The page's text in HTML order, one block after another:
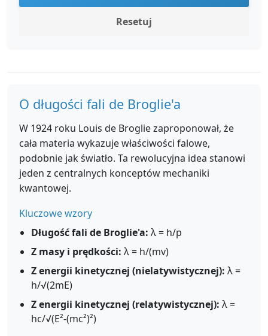
Resetuj
O długości fali de Broglie'a
W 1924 roku Louis de Broglie zaproponował, że
cała materia wykazuje właściwości falowe,
podobnie jak światło. Ta rewolucyjna idea stanowi
jeden z centralnych konceptów mechaniki
kwantowej.
Kluczowe wzory
Długość fali de Broglie'a: λ = h/p
Z masy i prędkości: λ = h/(mv)
Z energii kinetycznej (nielatywistycznej): λ =
h/√(2mE)
Z energii kinetycznej (relatywistycznej): λ =
hc/√(E²-(mc²)²)